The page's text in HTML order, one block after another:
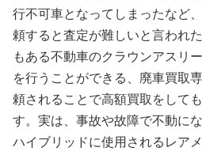
行不可車となってしまったなど
頼すると査定が難しいと言われ
もある不動車のクラウンアスリ
を行うことができる、廃車買取
頼されることで高額買取をして
す。実は、事故や故障で不動に
ハイブリッドに使用されるレア